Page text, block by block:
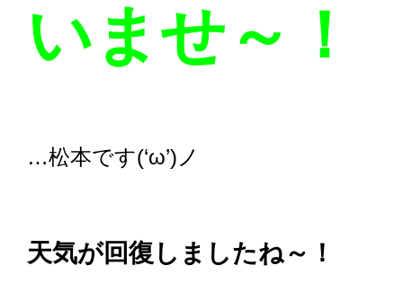
いませ～！
…松本です(‘ω’)ノ
天気が回復しましたね～！